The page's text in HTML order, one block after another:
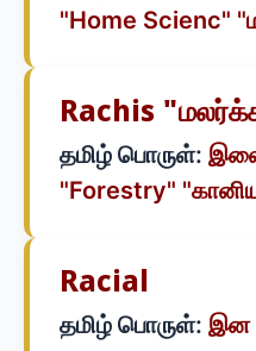
"Home Scienc"
Rachis
தமிழ் பொருள்: இலை
"Forestry"
Racial
தமிழ் பொருள்: இன